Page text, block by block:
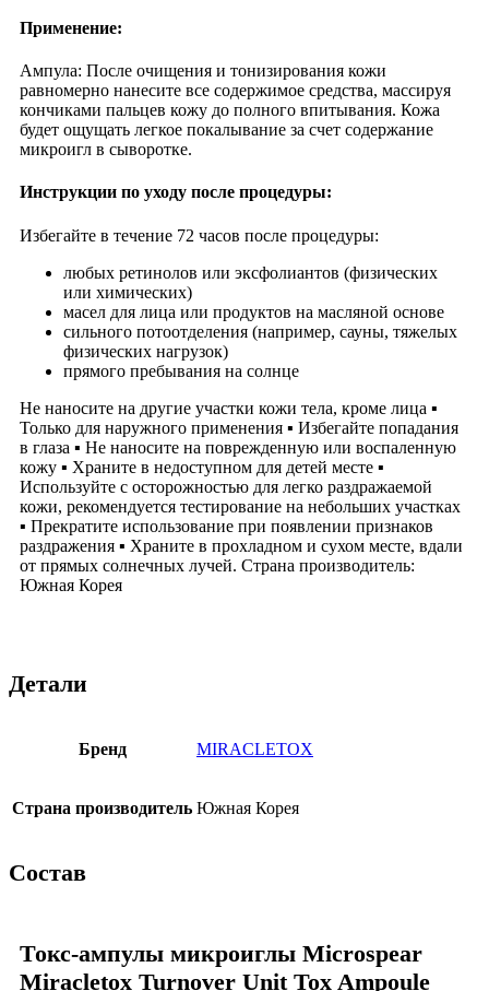
Применение:
Ампула: После очищения и тонизирования кожи
равномерно нанесите все содержимое средства, массируя
кончиками пальцев кожу до полного впитывания. Кожа
будет ощущать легкое покалывание за счет содержание
микроигл в сыворотке.
Инструкции по уходу после процедуры:
Избегайте в течение 72 часов после процедуры:
любых ретинолов или эксфолиантов (физических
или химических)
масел для лица или продуктов на масляной основе
сильного потоотделения (например, сауны, тяжелых
физических нагрузок)
прямого пребывания на солнце
Не наносите на другие участки кожи тела, кроме лица ▪
Только для наружного применения ▪ Избегайте попадания
в глаза ▪ Не наносите на поврежденную или воспаленную
кожу ▪ Храните в недоступном для детей месте ▪
Используйте с осторожностью для легко раздражаемой
кожи, рекомендуется тестирование на небольших участках
▪ Прекратите использование при появлении признаков
раздражения ▪ Храните в прохладном и сухом месте, вдали
от прямых солнечных лучей. Страна производитель:
Южная Корея
Детали
Бренд MIRACLETOX
Страна производитель Южная Корея
Состав
Токс-ампулы микроиглы Microspear
Miracletox Turnover Unit Tox Ampoule